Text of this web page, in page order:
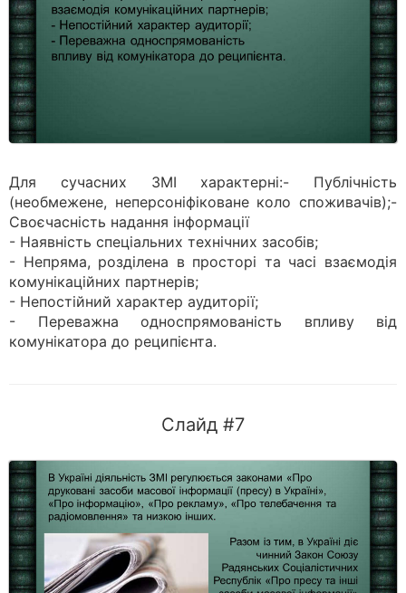
Для сучасних ЗМІ характерні:- Публічність
(необмежене, неперсоніфіковане коло споживачів);-
Своєчасність надання інформації
- Наявність спеціальних технічних засобів;
- Непряма, розділена в просторі та часі взаємодія
комунікаційних партнерів;
- Непостійний характер аудиторії;
- Переважна односпрямованість впливу від
комунікатора до реципієнта.
Слайд #7